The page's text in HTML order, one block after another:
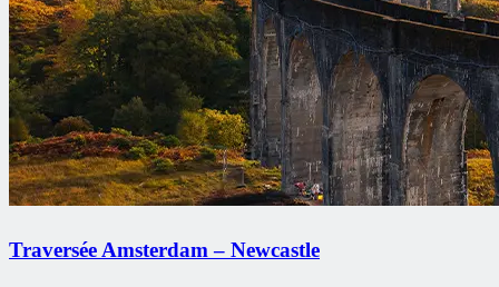
Traversée Amsterdam – Newcastle